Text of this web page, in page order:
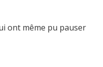
ont même pu pauser